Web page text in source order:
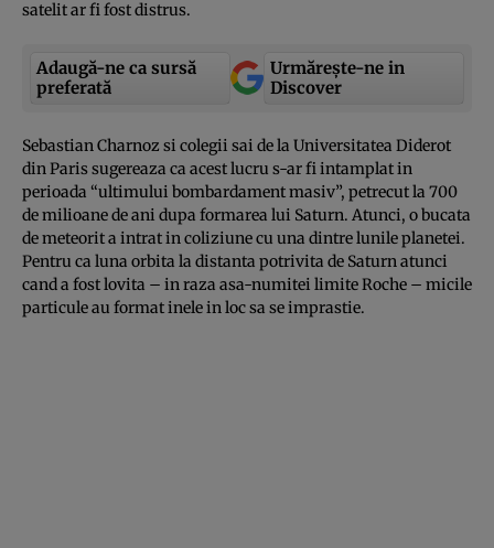
satelit ar fi fost distrus.
Adaugă-ne ca sursă
preferată
Urmărește-ne in
Discover
Sebastian Charnoz si colegii sai de la Universitatea Diderot
din Paris sugereaza ca acest lucru s-ar fi intamplat in
perioada “ultimului bombardament masiv”, petrecut la 700
de milioane de ani dupa formarea lui Saturn. Atunci, o bucata
de meteorit a intrat in coliziune cu una dintre lunile planetei.
Pentru ca luna orbita la distanta potrivita de Saturn atunci
cand a fost lovita – in raza asa-numitei limite Roche – micile
particule au format inele in loc sa se imprastie.